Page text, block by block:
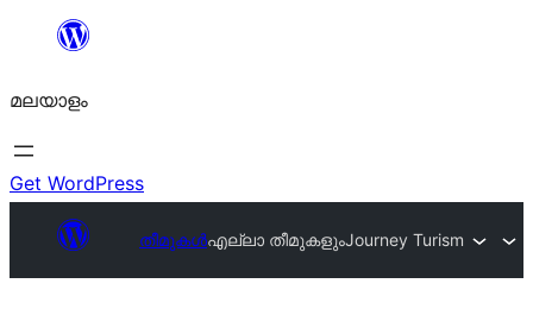
ഉള്ളടക്കത്തിലേക്ക്
മലയാളം
Get WordPress
തീമുകൾഎല്ലാ തീമുകളുംJourney Turism